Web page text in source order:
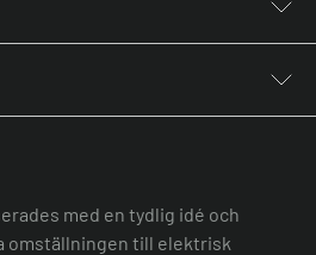
med en tydlig idé och
omställningen till elektrisk